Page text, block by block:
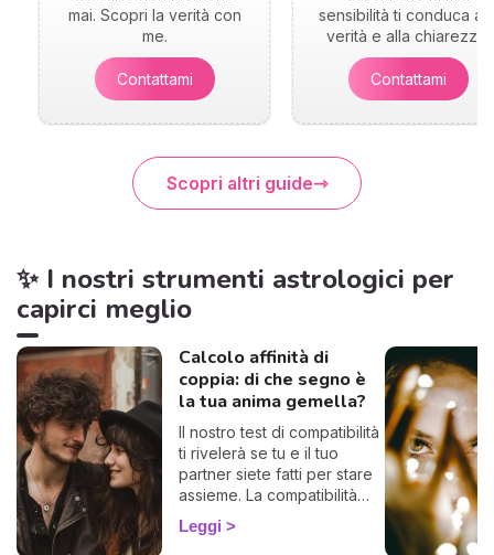
mai. Scopri la verità con
me.
Contattami
sensibilità ti conduca
verità e alla chiarezza.
Contattami
Scopri altri guide
✨ I nostri strumenti astrologici per
capirci meglio
Calcolo affinità di
coppia: di che segno è
la tua anima gemella?
Il nostro test di compatibilità
ti rivelerà se tu e il tuo
partner siete fatti per stare
assieme. La compatibilità
zodiacale è uno strumento
formidabile per scoprire di
Leggi